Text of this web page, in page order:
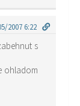
2007 6:22
s
ohladom